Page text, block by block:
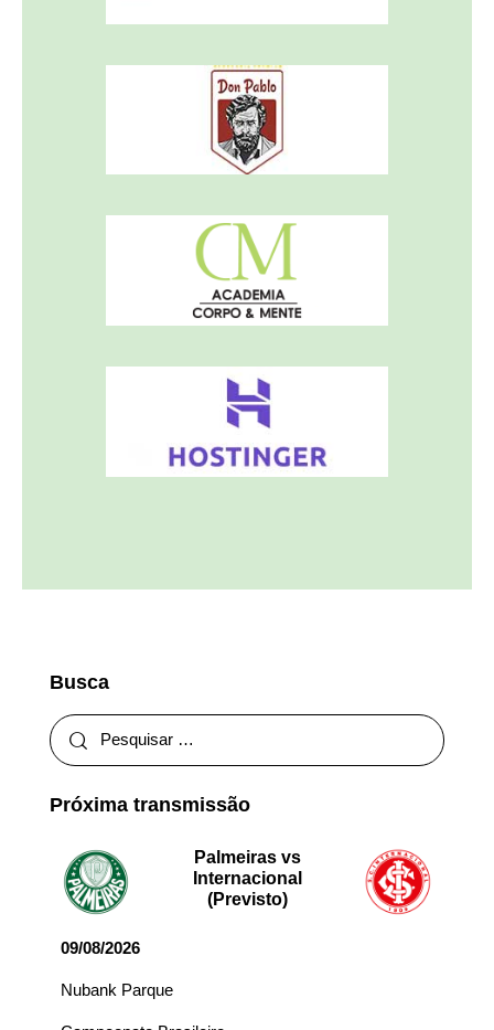
Busca
Próxima transmissão
Palmeiras vs
Internacional
(Previsto)
09/08/2026
Nubank Parque